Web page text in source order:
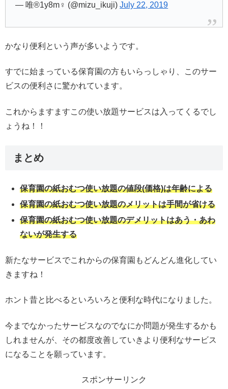
— 唯®1y8m♀ (@mizu_ikuji)July 22, 2019
かなり便利という声が多いようです。
すでに始まっている保育園の方もいらっしゃり、このサー
ビスの便利さに驚かれています。
これからますますこの使い放題サービスは入ってくるでし
ょうね！！
まとめ
保育園の紙おむつ使い放題の値段(価格)は年齢による
保育園の紙おむつ使い放題のメリットは手間が省ける
保育園の紙おむつ使い放題のデメリットはあう・あわ
ないが発生する
新たなサービスでこれからの保育園もどんどん進化してい
きますね！
ホント昔と比べるといろいろと便利な時代になりました。
今までなかったサービスなのでなにか問題が発生するかも
しれませんが、その都度改善していきより便利なサービス
になることを願っています。
スポンサーリンク